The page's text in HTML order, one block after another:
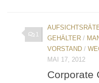
1
GEHÄLTER /
VORSTAND /
MAI 17, 2012
Corporate